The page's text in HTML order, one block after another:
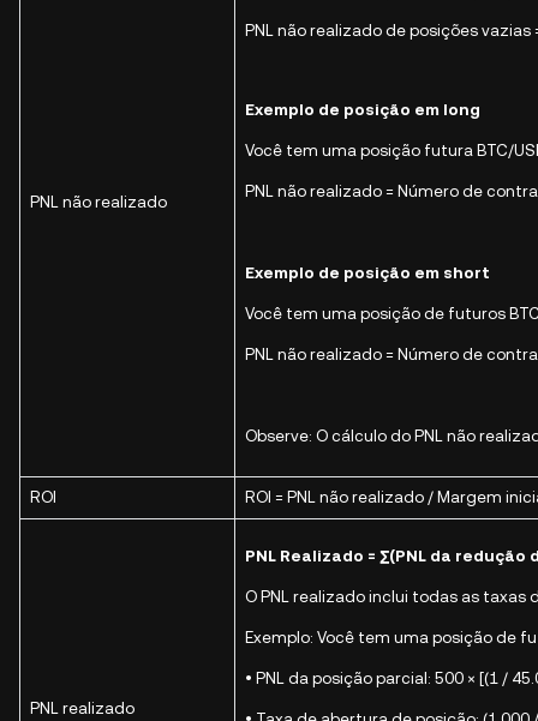
PNL não realizado
PNL não realizado de posições
Exemplo de posição em long
Você tem uma posição futura BTC/
PNL não realizado = Número de
Exemplo de posição em short
Você tem uma posição de futuros
PNL não realizado = Número de
Observe: O cálculo do PNL não
ROI ROI = PNL não realizado / Margem
PNL realizado
PNL Realizado = ∑(PNL da
O PNL realizado inclui todas as
Exemplo: Você tem uma posição de
• PNL da posição parcial: 500 × [(1 /